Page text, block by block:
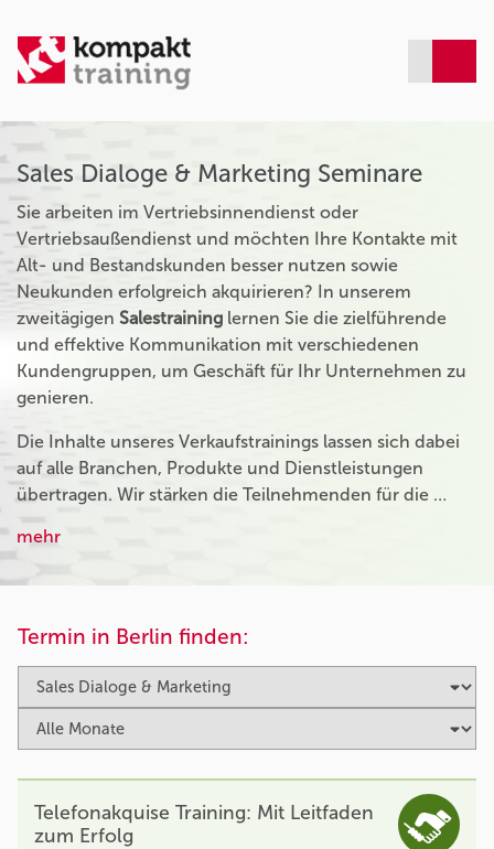
Sales Dialoge & Marketing Seminare
Sie arbeiten im Vertriebsinnendienst oder
Vertriebsaußendienst und möchten Ihre Kontakte mit
Alt- und Bestandskunden besser nutzen sowie
Neukunden erfolgreich akquirieren? In unserem
zweitägigen Salestraining lernen Sie die zielführende
und effektive Kommunikation mit verschiedenen
Kundengruppen, um Geschäft für Ihr Unternehmen zu
genieren.
Die Inhalte unseres Verkaufstrainings lassen sich dabei
auf alle Branchen, Produkte und Dienstleistungen
übertragen. Wir stärken die Teilnehmenden für die …
mehr
Termin in Berlin finden:
Telefonakquise Training: Mit Leitfaden
zum Erfolg